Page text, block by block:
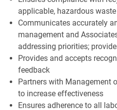
applicable, hazardous
Communicates accurately
management and
addressing priorities;
Provides and accepts
feedback
Partners with Management
to increase effectiveness
Ensures adherence to all